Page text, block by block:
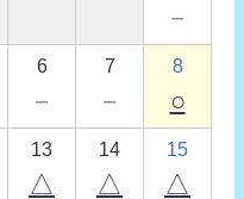
－
6
－
7
－
8
○
13
△
14
△
15
△